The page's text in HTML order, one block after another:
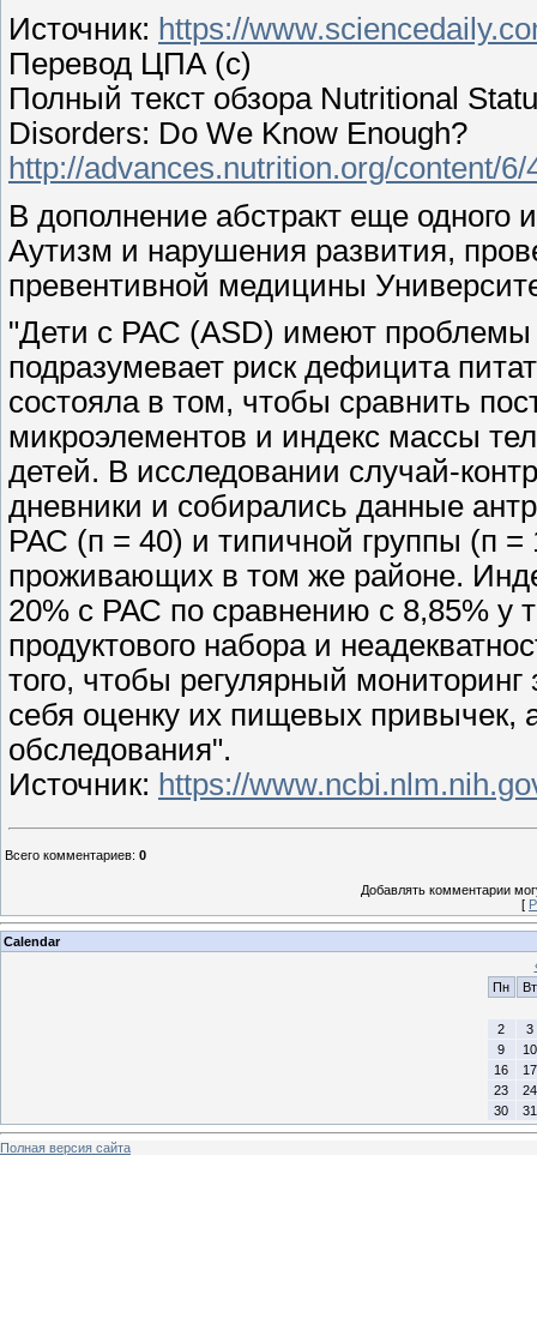
Источник: https://
Перевод ЦПА (с)
Полный текст обзора Nutritional
Disorders: Do We Know Enough?
http://advances.nutrition.org/content/
В дополнение абстракт еще одного
Аутизм и нарушения развития,
превентивной медицины
"Дети с РАС (ASD) имеют проблемы
подразумевает риск дефицита
состояла в том, чтобы сравнить
микроэлементов и индекс массы
детей. В исследовании случай-
дневники и собирались данные
РАС (п = 40) и типичной группы (п =
проживающих в том же районе.
20% с РАС по сравнению с 8,85% у
продуктового набора и
того, чтобы регулярный
себя оценку их пищевых привычек,
обследования".
Источник: https://
Всего комментариев: 0
Добавлять комментарии
[
Calendar
Пн
Вт
2
3
9
10
16
17
23
24
30
31
Полная версия сайта